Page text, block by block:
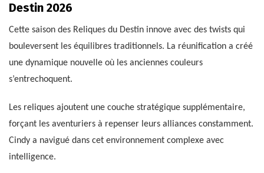
Destin 2026
Cette saison des Reliques du Destin innove avec des twists qui
bouleversent les équilibres traditionnels. La réunification a créé
une dynamique nouvelle où les anciennes couleurs
s’entrechoquent.
Les reliques ajoutent une couche stratégique supplémentaire,
forçant les aventuriers à repenser leurs alliances constamment.
Cindy a navigué dans cet environnement complexe avec
intelligence.